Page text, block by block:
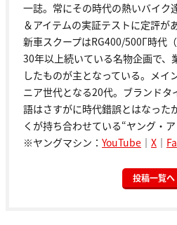
一誌。常にその時代の熱いバイク
＆アイテムの実証テストに定評が
新車スクープはRG400/500Γ時代
30年以上続いている名物企画で、
したものが主となっている。メイ
ニア世代となる20代。ブランドタ
語はさすがに時代錯誤とはなった
くが持ち合わせている“ヤング・ア
※ヤングマシン： YouTube ｜ X ｜
投稿一覧へ